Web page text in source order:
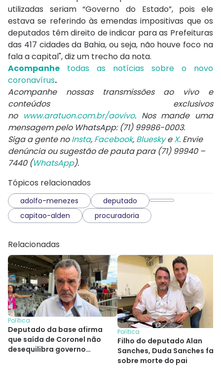
utilizadas seriam “Governo do Estado”, pois ele
estava se referindo às emendas impositivas que os
deputados têm direito de indicar para as Prefeituras
das 417 cidades da Bahia, ou seja, não houve foco na
fala a capital", diz um trecho da nota.
Acompanhe todas as notícias sobre o novo
coronavírus.
Acompanhe nossas transmissões ao vivo e
conteúdos exclusivos
no www.aratuon.com.br/aovivo. Nos mande uma
mensagem pelo WhatsApp: (71) 99986-0003.
Siga a gente noInsta, Facebook, BlueskyeX. Envie
denúncia ou sugestão de pauta para (71) 99940 –
7440 (WhatsApp).
Tópicos relacionados
adolfo-menezes
deputado
capitao-alden
procuradoria
Relacionadas
Política
Deputado da base afirma
que saída de Coronel não
desequilibra governo
Política
Filho do deputado Alan
Sanches, Duda Sanches fala
sobre morte do pai